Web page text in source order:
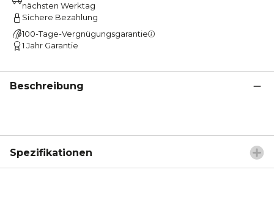
nächsten Werktag
Sichere Bezahlung
100-Tage-Vergnügungsgarantie
1 Jahr Garantie
Beschreibung
Spezifikationen